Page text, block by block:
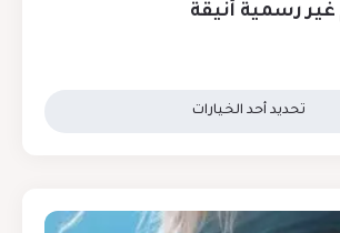
رسمية أنيقة
تحديد أحد الخيارات